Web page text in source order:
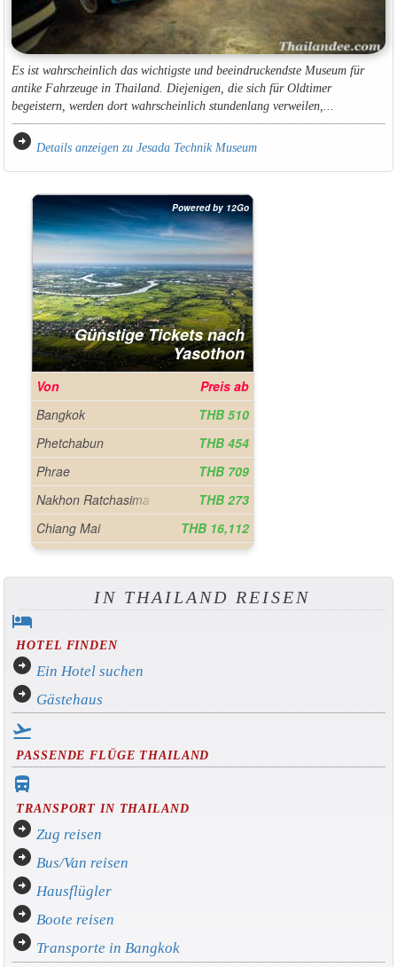
Es ist wahrscheinlich das wichtigste und beeindruckendste Museum für
antike Fahrzeuge in Thailand. Diejenigen, die sich für Oldtimer
begeistern, werden dort wahrscheinlich stundenlang verweilen,...
arrow_circle_right Details anzeigen zu Jesada Technik Museum
IN THAILAND REISEN
hotel
HOTEL FINDEN
arrow_circle_right Ein Hotel suchen
arrow_circle_right Gästehaus
flight_takeoff
PASSENDE FLÜGE THAILAND
directions_bus_filled
TRANSPORT IN THAILAND
arrow_circle_right Zug reisen
arrow_circle_right Bus/Van reisen
arrow_circle_right Hausflügler
arrow_circle_right Boote reisen
arrow_circle_right Transporte in Bangkok